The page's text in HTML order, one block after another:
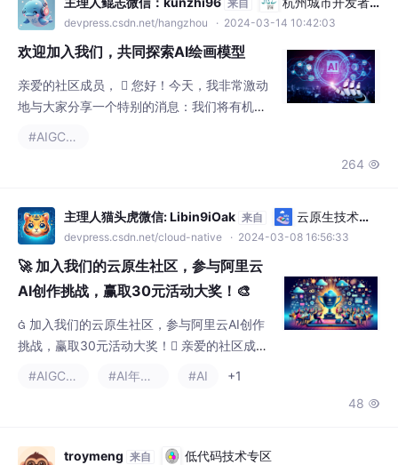
的全改。 2、扩写缩写（短句重复） 针对的是
短句重复，用较为白话的语言进行改写。 3、
专业名词替换 对于专业名词的
来自
社区
devpress.csdn.net/hangzhou · 2024-03-14 10:42:03
欢迎加入我们，共同探索AI绘画模型
亲爱的社区成员，  您好！今天，我非常激动
地与大家分享一个特别的消息：我们将有机会
#AIGC场景
264 
主理人猫头虎微信: Libin9iOak 来自
云原生技术专
区
devpress.csdn.net/cloud-native · 2024-03-08 16:56:33
🚀 加入我们的云原生社区，参与阿里云
AI创作挑战，赢取30元活动大奖！🎨
 加入我们的云原生社区，参与阿里云AI创作
挑战，赢取30元活动大奖！ 亲爱的社区成员
里云的强大功能，玩转AI绘图，并基于函数计
#AIGC场景 #AI年画送福 #AI
+1
48 
troymeng 来自 低代码技术专区